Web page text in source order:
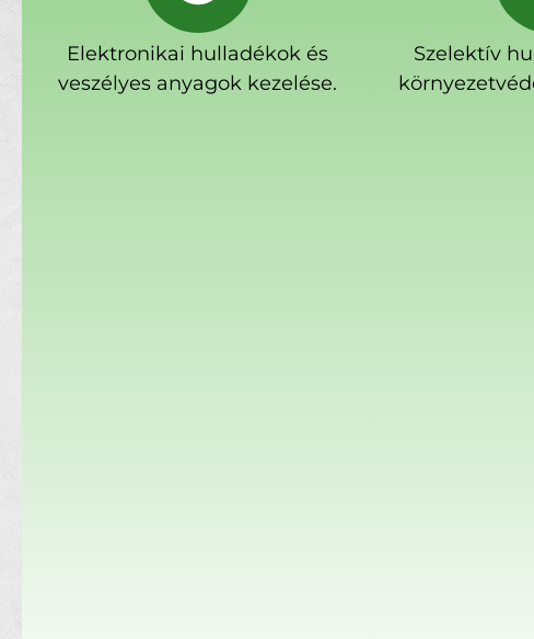
Elektronikai hulladékok és
veszélyes anyagok kezelése.
Szelektív